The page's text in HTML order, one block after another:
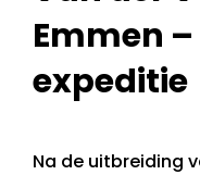
Emmen
expeditie
Na de uitbreiding